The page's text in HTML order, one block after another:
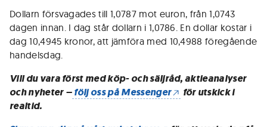
Dollarn försvagades till 1,0787 mot euron, från 1,0743
dagen innan. I dag står dollarn i 1,0786. En dollar kostar i
dag 10,4945 kronor, att jämföra med 10,4988 föregående
handelsdag.
Vill du vara först med köp- och säljråd, aktieanalyser
och nyheter –följ oss på Messenger
för utskick i
realtid.